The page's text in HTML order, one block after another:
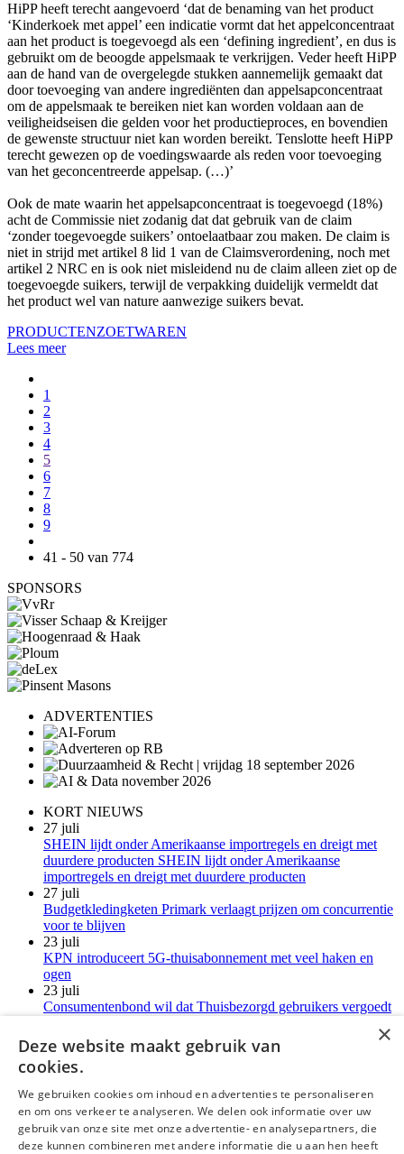
HiPP heeft terecht aangevoerd ‘dat de benaming van het product
‘Kinderkoek met appel’ een indicatie vormt dat het appelconcentraat
aan het product is toegevoegd als een ‘defining ingredient’, en dus is
gebruikt om de beoogde appelsmaak te verkrijgen. Veder heeft HiPP
aan de hand van de overgelegde stukken aannemelijk gemaakt dat
door toevoeging van andere ingrediënten dan appelsapconcentraat
om de appelsmaak te bereiken niet kan worden voldaan aan de
veiligheidseisen die gelden voor het productieproces, en bovendien
de gewenste structuur niet kan worden bereikt. Tenslotte heeft HiPP
terecht gewezen op de voedingswaarde als reden voor toevoeging
van het geconcentreerde appelsap. (…)’
Ook de mate waarin het appelsapconcentraat is toegevoegd (18%)
acht de Commissie niet zodanig dat dat gebruik van de claim
‘zonder toegevoegde suikers’ ontoelaatbaar zou maken. De claim is
niet in strijd met artikel 8 lid 1 van de Claimsverordening, noch met
artikel 2 NRC en is ook niet misleidend nu de claim alleen ziet op de
toegevoegde suikers, terwijl de verpakking duidelijk vermeldt dat
het product wel van nature aanwezige suikers bevat.
PRODUCTENZOETWAREN
Lees meer
1
2
3
4
5
6
7
8
9
41 - 50 van 774
SPONSORS
ADVERTENTIES
KORT NIEUWS
27 juli
SHEIN lijdt onder Amerikaanse importregels en dreigt met
duurdere producten SHEIN lijdt onder Amerikaanse
importregels en dreigt met duurdere producten
27 juli
Budgetkledingketen Primark verlaagt prijzen om concurrentie
voor te blijven
23 juli
KPN introduceert 5G-thuisabonnement met veel haken en
ogen
23 juli
Consumentenbond wil dat Thuisbezorgd gebruikers vergoedt
LG-monitoren installeren reclamesoftware zonder melding
deLex
×
Deze website maakt gebruik van
cookies.
We gebruiken cookies om inhoud en advertenties te personaliseren
en om ons verkeer te analyseren. We delen ook informatie over uw
gebruik van onze site met onze advertentie- en analysepartners, die
deze kunnen combineren met andere informatie die u aan hen heeft